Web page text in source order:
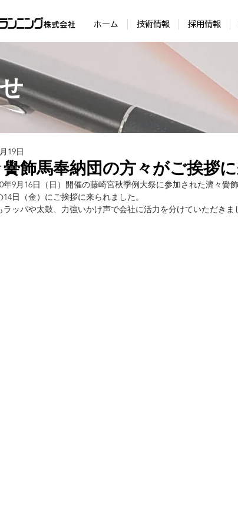
ホーム 技術情報 採用情報
飾馬奉納団の方々がご挨拶に
19日
9月16日（日）開催の藤崎宮秋季例大祭に参加された濟々黌
14日（金）にご挨拶に来られました。
ッパや太鼓、力強いかけ声で会社に活力を分けていただきま